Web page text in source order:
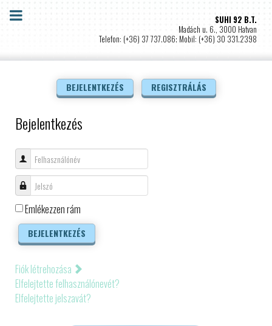
SUHI 92 B.T.
Madách u. 6., 3000 Hatvan
Telefon: (+36) 37 737.086; Mobil: (+36) 30 331.2398
BEJELENTKEZÉS REGISZTRÁLÁS
Bejelentkezés
Felhasználónév
Jelszó
Emlékezzen rám
BEJELENTKEZÉS
Fiók létrehozása
Elfelejtette felhasználónevét?
Elfelejtette jelszavát?